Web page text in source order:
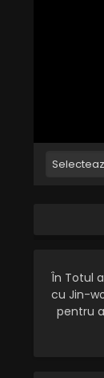
În Totul
cu Jin-
pentru